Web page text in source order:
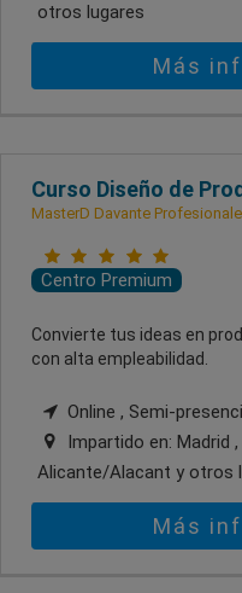
otros lugares
Más
Curso Diseño de
MasterD Davante
Centro Premium
Convierte tus ideas en
con alta empleabilidad.
Online , Semi-
Impartido en: Madrid
Alicante/Alacant y otros
Más